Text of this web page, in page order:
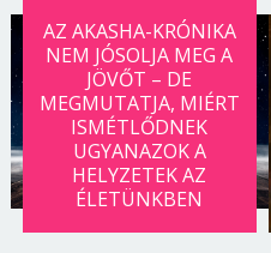
AZ AKASHA-KRÓNIKA
NEM JÓSOLJA MEG A
JÖVŐT – DE
MEGMUTATJA, MIÉRT
ISMÉTLŐDNEK
UGYANAZOK A
HELYZETEK AZ
ÉLETÜNKBEN